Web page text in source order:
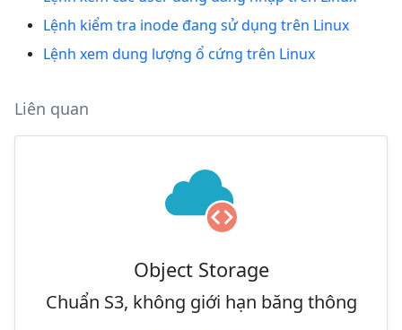
Lệnh kiểm tra inode đang sử dụng trên Linux
Lệnh xem dung lượng ổ cứng trên Linux
Liên quan
Object Storage
Chuẩn S3, không giới hạn băng thông